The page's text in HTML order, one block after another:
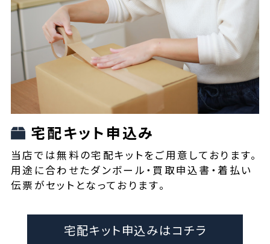
宅配キット申込み
当店では無料の宅配キットをご用意しております。
用途に合わせたダンボール・買取申込書・着払い
伝票がセットとなっております。
宅配キット申込みはコチラ